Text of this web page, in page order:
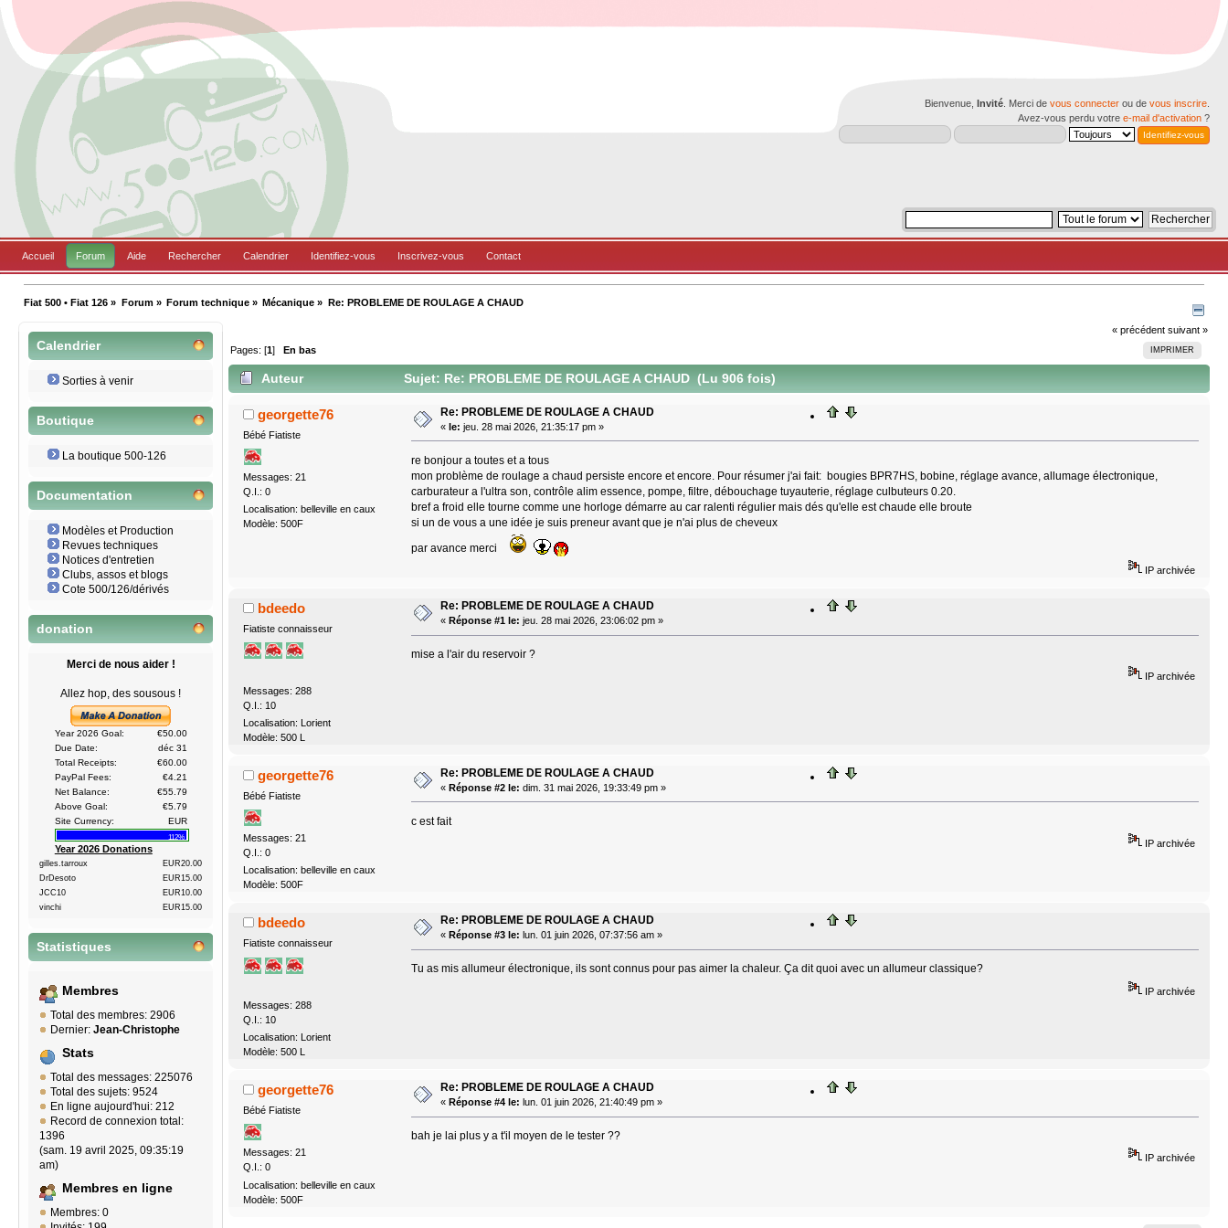
Bienvenue, Invité . Merci de vous connecter ou de vous inscrire
Avez-vous perdu votre e-mail d'activation ?
Accueil Forum Aide Rechercher Calendrier Identifiez-vous Inscrivez-vous Contact
Fiat 500 • Fiat 126 » Forum» Forum technique» Mécanique » Re: PROBLEME DE ROULAGE A CHAUD
Calendrier
Sorties à venir
Boutique
La boutique 500-126
Documentation
Modèles et Production
Revues techniques
Notices d'entretien
Clubs, assos et blogs
Cote 500/126/dérivés
donation
Merci de nous aider !
Allez hop, des sousous !
Year 2026 Goal:
€50.00
Due Date:
déc 31
Total Receipts:
€60.00
PayPal Fees:
€4.21
Net Balance:
€55.79
Above Goal:
€5.79
Site Currency:
EUR
112%
Year 2026 Donations
gilles.tarroux
EUR20.00
DrDesoto
EUR15.00
JCC10
EUR10.00
vinchi
EUR15.00
Statistiques
Membres
Total des membres: 2906
Dernier: Jean-Christophe
Stats
Total des messages: 225076
Total des sujets: 9524
En ligne aujourd'hui: 212
Record de connexion total:
1396
(sam. 19 avril 2025, 09:35:19
am)
Membres en ligne
Membres: 0
« précédent suivant »
IMPRIMER
Pages: [1] En bas
Auteur Sujet: Re: PROBLEME DE ROULAGE A CHAUD (Lu 906 fois)
georgette76
Bébé Fiatiste
Messages: 21
Q.I.: 0
Localisation: belleville en caux
Modèle: 500F
Re: PROBLEME DE ROULAGE A CHAUD
« le: jeu. 28 mai 2026, 21:35:17 pm »
re bonjour a toutes et a tous
mon problème de roulage a chaud persiste encore et encore. Pour résumer j'ai fait: bougies BPR7HS, bobine, réglage avance, allumage électronique,
carburateur a l'ultra son, contrôle alim essence, pompe, filtre, débouchage tuyauterie, réglage culbuteurs 0.20.
bref a froid elle tourne comme une horloge démarre au car ralenti régulier mais dés qu'elle est chaude elle broute
si un de vous a une idée je suis preneur avant que je n'ai plus de cheveux
par avance merci
IP archivée
bdeedo
Fiatiste connaisseur
Messages: 288
Q.I.: 10
Localisation: Lorient
Modèle: 500 L
Re: PROBLEME DE ROULAGE A CHAUD
« Réponse #1 le: jeu. 28 mai 2026, 23:06:02 pm »
mise a l'air du reservoir ?
IP archivée
georgette76
Bébé Fiatiste
Messages: 21
Q.I.: 0
Localisation: belleville en caux
Modèle: 500F
Re: PROBLEME DE ROULAGE A CHAUD
« Réponse #2 le: dim. 31 mai 2026, 19:33:49 pm »
c est fait
IP archivée
bdeedo
Fiatiste connaisseur
Messages: 288
Q.I.: 10
Localisation: Lorient
Modèle: 500 L
Re: PROBLEME DE ROULAGE A CHAUD
« Réponse #3 le: lun. 01 juin 2026, 07:37:56 am »
Tu as mis allumeur électronique, ils sont connus pour pas aimer la chaleur. Ça dit quoi avec un allumeur classique?
IP archivée
georgette76
Bébé Fiatiste
Messages: 21
Q.I.: 0
Localisation: belleville en caux
Modèle: 500F
Re: PROBLEME DE ROULAGE A CHAUD
« Réponse #4 le: lun. 01 juin 2026, 21:40:49 pm »
bah je lai plus y a t'il moyen de le tester ??
IP archivée